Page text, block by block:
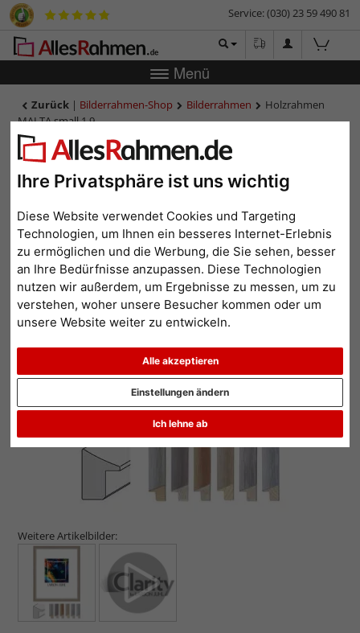
Ihre Privatsphäre ist uns wichtig
Diese Website verwendet Cookies und Targeting
Technologien, um Ihnen ein besseres Internet-Erlebnis
zu ermöglichen und die Werbung, die Sie sehen, besser
an Ihre Bedürfnisse anzupassen. Diese Technologien
nutzen wir außerdem, um Ergebnisse zu messen, um zu
verstehen, woher unsere Besucher kommen oder um
unsere Website weiter zu entwickeln.
Alle akzeptieren
Ich lehne ab
Einstellungen ändern
Service: (030) 23 59 490 81
Menü
Zurück | Bilderrahmen-Shop Bilderrahmen
Holzrahmen
MALTA small 1,9
Holzrahmen MALTA small
1,9
Weitere Artikelbilder: